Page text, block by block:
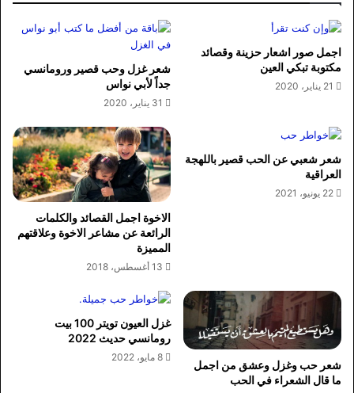
اجمل صور اشعار حزينة وقصائد
مكتوبة تبكي العين
21 يناير، 2020
شعر غزل وحب قصير ورومانسي
جداً لأبي نواس
31 يناير، 2020
شعر شعبي عن الحب قصير باللهجة
العراقية
22 يونيو، 2021
الاخوة اجمل القصائد والكلمات
الرائعة عن مشاعر الاخوة وعلاقتهم
المميزة
13 أغسطس، 2018
شعر حب وغزل وعشق من اجمل
ما قال الشعراء في الحب
غزل العيون تويتر 100 بيت
رومانسي حديث 2022
8 مايو، 2022